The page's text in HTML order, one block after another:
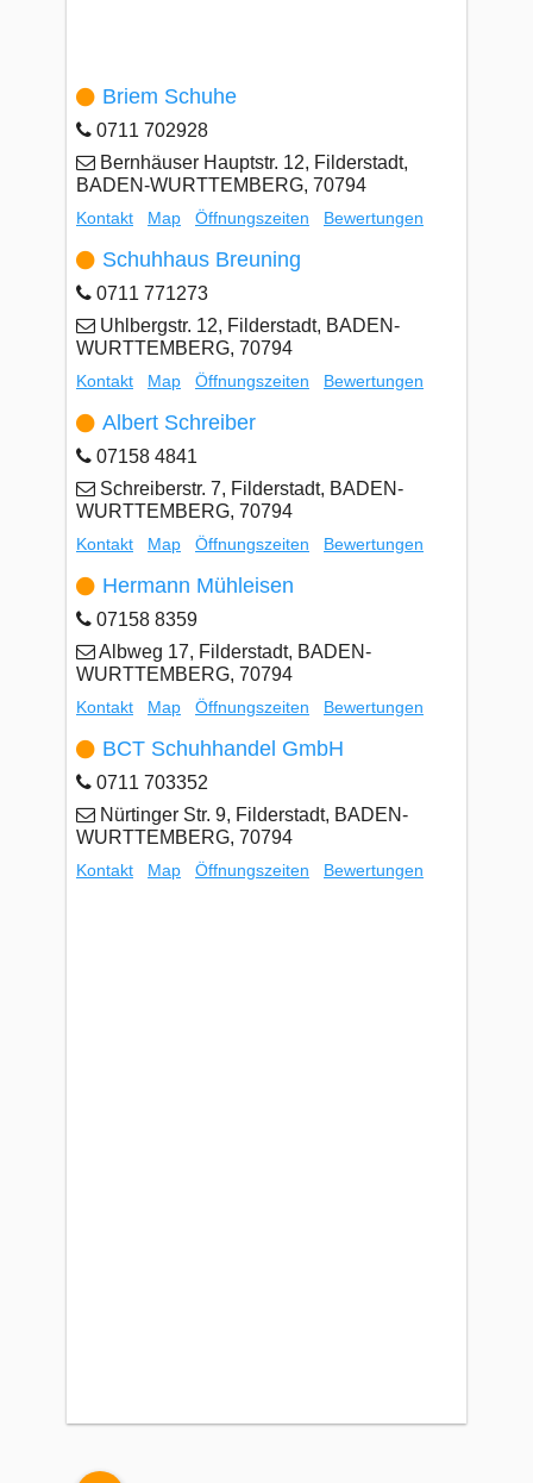
Briem Schuhe
0711 702928
Bernhäuser Hauptstr. 12, Filderstadt,
BADEN-WURTTEMBERG, 70794
Kontakt Map Öffnungszeiten Bewertungen
Schuhhaus Breuning
0711 771273
Uhlbergstr. 12, Filderstadt, BADEN-
WURTTEMBERG, 70794
Kontakt Map Öffnungszeiten Bewertungen
Albert Schreiber
07158 4841
Schreiberstr. 7, Filderstadt, BADEN-
WURTTEMBERG, 70794
Kontakt Map Öffnungszeiten Bewertungen
Hermann Mühleisen
07158 8359
Albweg 17, Filderstadt, BADEN-
WURTTEMBERG, 70794
Kontakt Map Öffnungszeiten Bewertungen
BCT Schuhhandel GmbH
0711 703352
Nürtinger Str. 9, Filderstadt, BADEN-
WURTTEMBERG, 70794
Kontakt Map Öffnungszeiten Bewertungen